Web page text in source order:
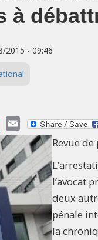
à
2015 - 09:46
Pinterest
Email
Revue
l’avocat
deux
pénale
la